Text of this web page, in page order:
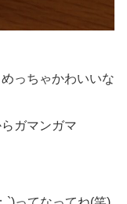
っちゃかわいいな
ガマンガマ